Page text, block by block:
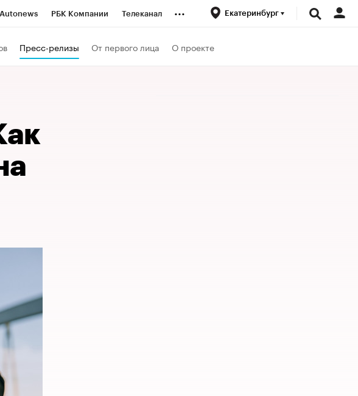
Autonews РБК Компании Телеканал
Финансы
... Екатеринбург
Пресс-релизы От первого лица О проекте